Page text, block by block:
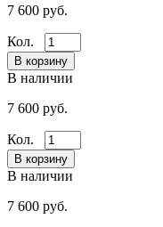
7 600 руб.
Кол.
В наличии
7 600 руб.
Кол.
В наличии
7 600 руб.